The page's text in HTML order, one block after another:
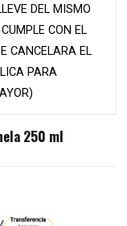
DEL MISMO
CON EL
CANCELARA EL
PARA
250 ml